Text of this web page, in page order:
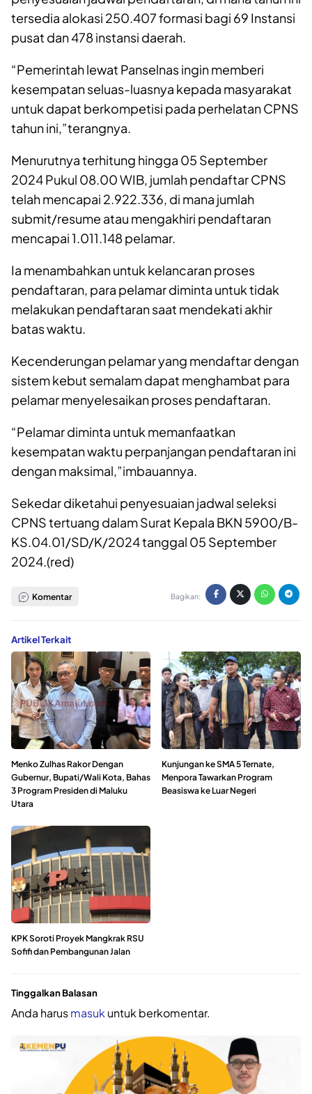
tersedia alokasi 250.407 formasi bagi 69 Instansi
pusat dan 478 instansi daerah.
“Pemerintah lewat Panselnas ingin memberi
kesempatan seluas-luasnya kepada masyarakat
untuk dapat berkompetisi pada perhelatan CPNS
tahun ini,”terangnya.
Menurutnya terhitung hingga 05 September
2024 Pukul 08.00 WIB, jumlah pendaftar CPNS
telah mencapai 2.922.336, di mana jumlah
submit/resume atau mengakhiri pendaftaran
mencapai 1.011.148 pelamar.
Ia menambahkan untuk kelancaran proses
pendaftaran, para pelamar diminta untuk tidak
melakukan pendaftaran saat mendekati akhir
batas waktu.
Kecenderungan pelamar yang mendaftar dengan
sistem kebut semalam dapat menghambat para
pelamar menyelesaikan proses pendaftaran.
“Pelamar diminta untuk memanfaatkan
kesempatan waktu perpanjangan pendaftaran ini
dengan maksimal,”imbauannya.
Sekedar diketahui penyesuaian jadwal seleksi
CPNS tertuang dalam Surat Kepala BKN 5900/B-
KS.04.01/SD/K/2024 tanggal 05 September
2024.(red)
Komentar Bagikan:
Artikel Terkait
Menko Zulhas Rakor Dengan
Gubernur, Bupati/Wali Kota, Bahas
3 Program Presiden di Maluku
Utara
Kunjungan ke SMA 5 Ternate,
Menpora Tawarkan Program
Beasiswa ke Luar Negeri
KPK Soroti Proyek Mangkrak RSU
Sofifi dan Pembangunan Jalan
Tinggalkan Balasan
Anda harusmasuk untuk berkomentar.